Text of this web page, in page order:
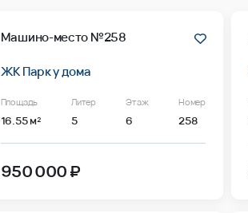
Машино-место №258
ЖК Парк у дома
Площадь
16.55 м²
Литер
5
Этаж
6
Номер
258
950 000 ₽